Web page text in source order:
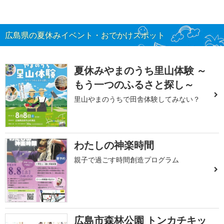
広島県の夏休みイベント・おでかけスポット
夏休みやまのうち里山体験 ～
もう一つのふるさと探し～
里山やまのうちで田舎体験してみない？
わたしの神楽時間
親子で過ごす時間創造プログラム
広島市森林公園 トンカチキッ